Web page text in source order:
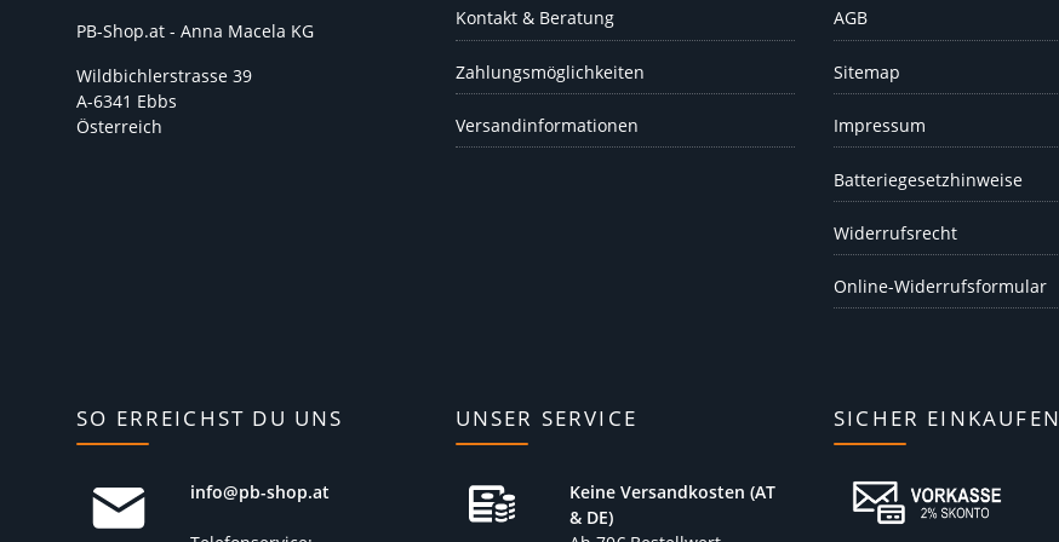
PB-Shop.at - Anna Macela KG
Wildbichlerstrasse 39
A-6341 Ebbs
Österreich
Kontakt & Beratung
Zahlungsmöglichkeiten
Versandinformationen
AGB
Sitemap
Impressum
Batteriegesetzhinweise
Widerrufsrecht
Online-Widerrufsformular
SO ERREICHST DU UNS
info@pb-shop.at
UNSER SERVICE
Keine Versandkosten (AT
& DE)
SICHER EINKAUFEN